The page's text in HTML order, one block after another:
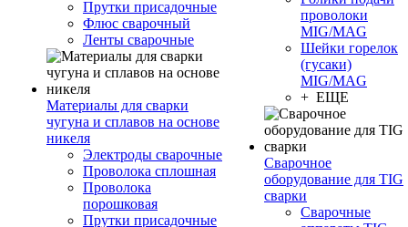
Прутки присадочные
Флюс сварочный
Ленты сварочные
Материалы для сварки
чугуна и сплавов на основе
никеля
Электроды сварочные
Проволока сплошная
Проволока
порошковая
Прутки присадочные
проволоки
MIG/MAG
Шейки горелок
(гусаки)
MIG/MAG
+ ЕЩЕ
Сварочное
оборудование для TIG
сварки
Сварочные